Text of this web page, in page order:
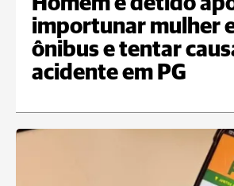
importunar mulher
ônibus e tentar
acidente em PG